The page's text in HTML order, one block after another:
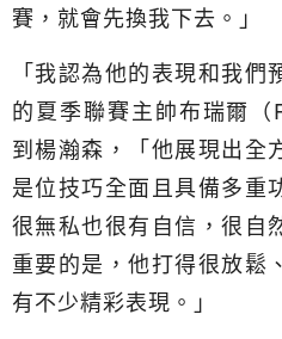
賽，就會先換我下去。」
「我認為他的表現和我
的夏季聯賽主帥布瑞爾
到楊瀚森，「他展現出全
是位技巧全面且具備多重
很無私也很有自信，很自
重要的是，他打得很放鬆
有不少精彩表現。」